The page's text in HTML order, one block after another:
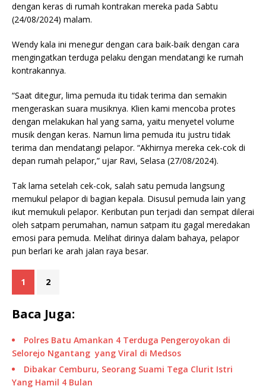
dengan keras di rumah kontrakan mereka pada Sabtu
(24/08/2024) malam.
Wendy kala ini menegur dengan cara baik-baik dengan cara
mengingatkan terduga pelaku dengan mendatangi ke rumah
kontrakannya.
“Saat ditegur, lima pemuda itu tidak terima dan semakin
mengeraskan suara musiknya. Klien kami mencoba protes
dengan melakukan hal yang sama, yaitu menyetel volume
musik dengan keras. Namun lima pemuda itu justru tidak
terima dan mendatangi pelapor. “Akhirnya mereka cek-cok di
depan rumah pelapor,” ujar Ravi, Selasa (27/08/2024).
Tak lama setelah cek-cok, salah satu pemuda langsung
memukul pelapor di bagian kepala. Disusul pemuda lain yang
ikut memukuli pelapor. Keributan pun terjadi dan sempat dilerai
oleh satpam perumahan, namun satpam itu gagal meredakan
emosi para pemuda. Melihat dirinya dalam bahaya, pelapor
pun berlari ke arah jalan raya besar.
1 2
Baca Juga:
Polres Batu Amankan 4 Terduga Pengeroyokan di
Selorejo Ngantang yang Viral di Medsos
Dibakar Cemburu, Seorang Suami Tega Clurit Istri
Yang Hamil 4 Bulan